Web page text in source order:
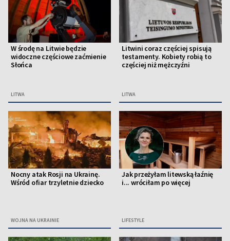
W środę na Litwie będzie
widoczne częściowe zaćmienie
Słońca
LITWA
Litwini coraz częściej spisują
testamenty. Kobiety robią to
częściej niż mężczyźni
LITWA
Nocny atak Rosji na Ukrainę.
Wśród ofiar trzyletnie dziecko
WOJNA NA UKRAINIE
Jak przeżyłam litewską łaźnię
i... wróciłam po więcej
LIFESTYLE